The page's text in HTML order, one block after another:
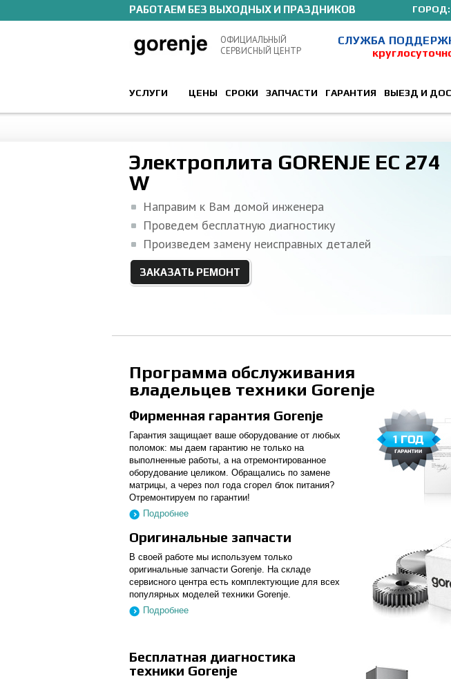
РАБОТАЕМ БЕЗ ВЫХОДНЫХ И ПРАЗДНИКОВ ГОРОД:
ОФИЦИАЛЬНЫЙ
СЕРВИСНЫЙ ЦЕНТР
СЛУЖБА
УСЛУГИ ЦЕНЫ СРОКИ ЗАПЧАСТИ ГАРАНТИЯ ВЫЕЗД И
Электроплита GORENJE EC 274
W
Направим к Вам домой инженера
Проведем бесплатную диагностику
Произведем замену неисправных деталей
ЗАКАЗАТЬ РЕМОНТ
Программа обслуживания
владельцев техники Gorenje
Фирменная гарантия Gorenje
Гарантия защищает ваше оборудование от любых
поломок: мы даем гарантию не только на
выполненные работы, а на отремонтированное
оборудование целиком. Обращались по замене
матрицы, а через пол года сгорел блок питания?
Отремонтируем по гарантии!
Подробнее
Оригинальные запчасти
В своей работе мы используем только
оригинальные запчасти Gorenje. На складе
сервисного центра есть комплектующие для всех
популярных моделей техники Gorenje.
Подробнее
Бесплатная диагностика
техники Gorenje